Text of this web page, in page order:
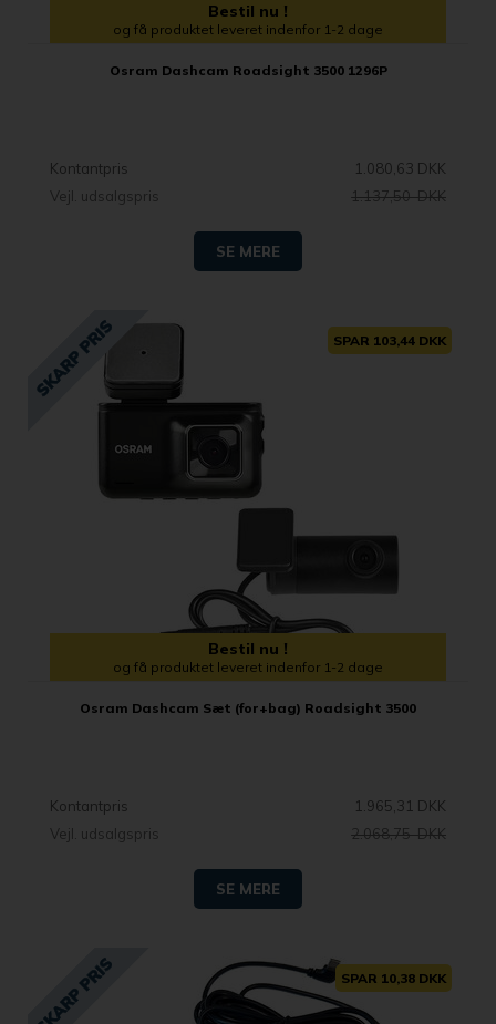
Bestil nu !
og få produktet leveret indenfor 1-2 dage
Osram Dashcam Roadsight 3500 1296P
Kontantpris
1.080,63 DKK
Vejl. udsalgspris
1.137,50 DKK
SE MERE
SPAR 103,44 DKK
Bestil nu !
og få produktet leveret indenfor 1-2 dage
Osram Dashcam Sæt (for+bag) Roadsight 3500
Kontantpris
1.965,31 DKK
Vejl. udsalgspris
2.068,75 DKK
SE MERE
SPAR 10,38 DKK